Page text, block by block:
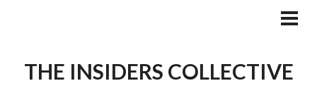
THE INSIDERS COLLECTIVE